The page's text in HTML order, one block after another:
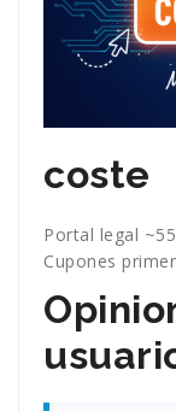
coste
Portal legal
Cupones